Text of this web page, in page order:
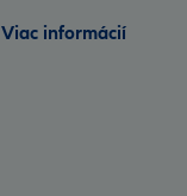
Viac informácií